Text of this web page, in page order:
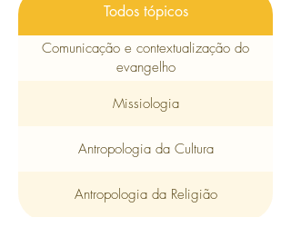
Todos tópicos
Comunicação e contextualização do
evangelho
Missiologia
Antropologia da Cultura
Antropologia da Religião